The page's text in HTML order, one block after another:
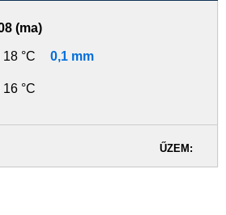
(ma)
°C 0,1 mm
°C
ŰZEM: